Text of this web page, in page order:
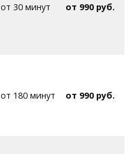
от 30 минут от 990 руб.
от 180 минут от 990 руб.